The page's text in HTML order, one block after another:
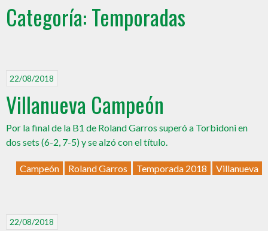
Categoría:Temporadas
22/08/2018
Villanueva Campeón
Por la final de la B1 de Roland Garros superó a Torbidoni en
dos sets (6-2, 7-5) y se alzó con el título.
Campeón Roland Garros Temporada 2018 Villanueva
22/08/2018